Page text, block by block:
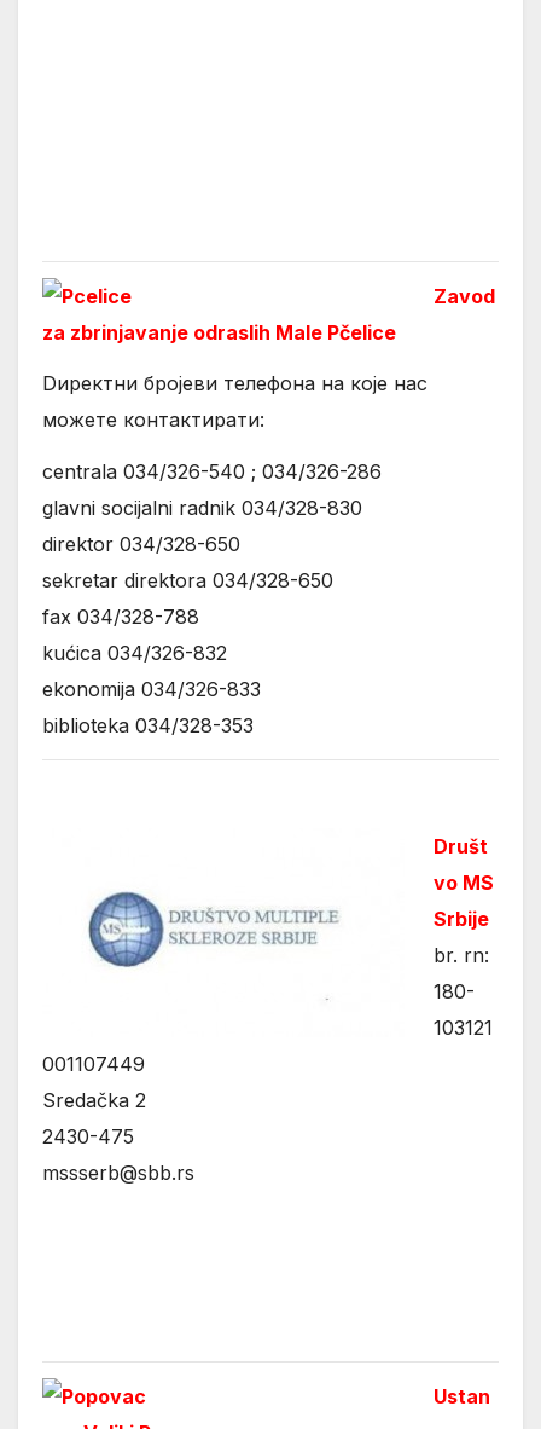
Zavod
za zbrinjavanje odraslih Male Pčelice
Dиректни бројеви телефона на које нас
можете контактирати:
centrala 034/326-540 ; 034/326-286
glavni socijalni radnik 034/328-830
direktor 034/328-650
sekretar direktora 034/328-650
fax 034/328-788
kućica 034/326-832
ekonomija 034/326-833
biblioteka 034/328-353
Društ
vo MS
Srbije
br. rn:
180-
103121
001107449
Sredačka 2
2430-475
mssserb@sbb.rs
Ustan